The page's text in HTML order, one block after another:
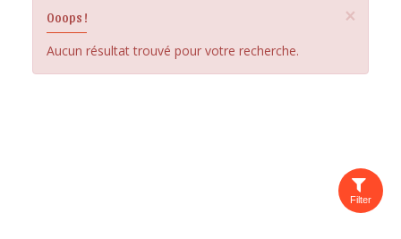
×
Ooops !
Aucun résultat trouvé pour votre recherche.
Filter